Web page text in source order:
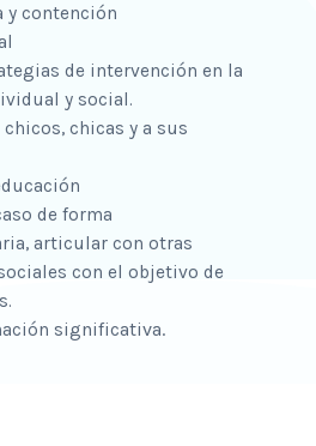
ycontención
de intervención en la
y social.
chicas y a sus
o de forma
articular con otras
con el objetivo de
.
significativa.